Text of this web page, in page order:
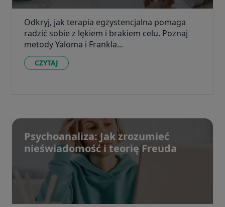
Odkryj, jak terapia egzystencjalna pomaga
radzić sobie z lękiem i brakiem celu. Poznaj
metody Yaloma i Frankla...
CZYTAJ
Psychoanaliza: Jak zrozumieć
nieświadomość i teorię Freuda